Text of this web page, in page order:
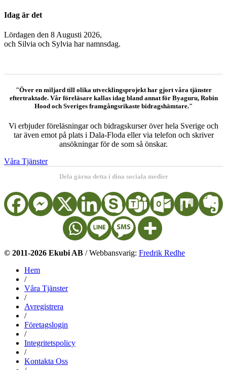
Idag är det
Lördagen den 8 Augusti 2026,
och Silvia och Sylvia har namnsdag.
"Över en miljard till olika utvecklingsprojekt har gjort våra tjänster
eftertraktade. Vår föreläsare kallas idag bland annat för Byaguru, Robin
Hood och Sveriges framgångsrikaste bidragshämtare."
Vi erbjuder föreläsningar och bidragskurser över hela Sverige och
tar även emot på plats i Dala-Floda eller via telefon och skriver
ansökningar för de som så önskar.
Våra Tjänster
Dela gärna detta i dina sociala medier
© 2011-2026 Ekubi AB / Webbansvarig: Fredrik Redhe
Hem
/
Våra Tjänster
/
Avregistrera
/
Företagslogin
/
Integritetspolicy
/
Kontakta Oss